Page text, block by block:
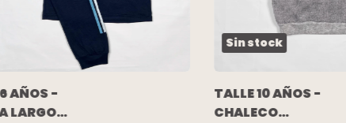
AÑOS -
LARGO
Sin stock
TALLE 10 AÑOS -
CHALECO